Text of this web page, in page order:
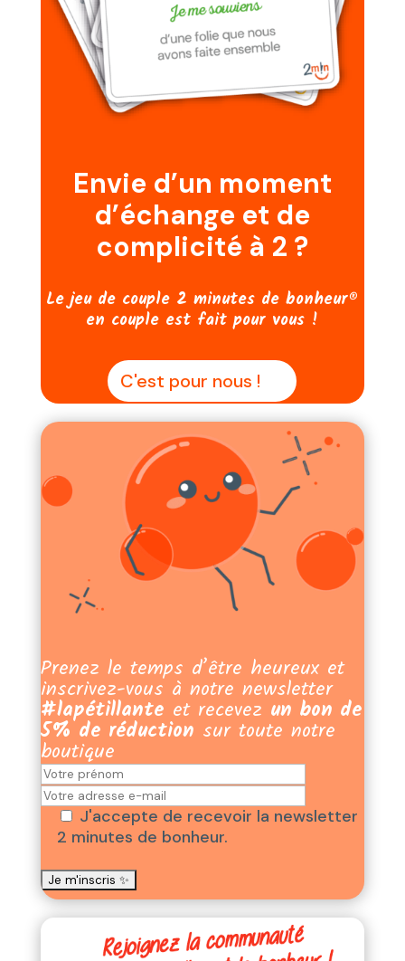
Envie d’un moment
d’échange et de
complicité à 2 ?
Le jeu de couple 2 minutes de bonheur®
en couple est fait pour vous !
C'est pour nous !
Prenez le temps d’être heureux et
inscrivez-vous à notre newsletter
#lapétillante et recevez un bon de
5% de réduction sur toute notre
boutique
J'accepte de recevoir la newsletter
2 minutes de bonheur.